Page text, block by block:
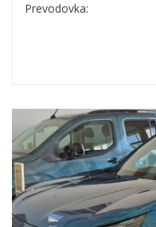
Prevodovka: